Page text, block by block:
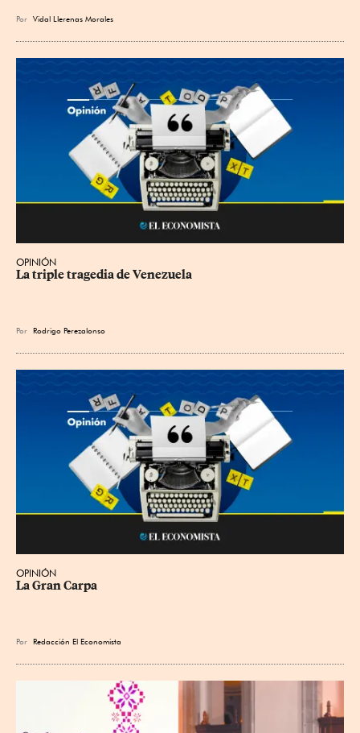
Por Vidal Llerenas Morales
OPINIÓN
La triple tragedia de Venezuela
Por Rodrigo Perezalonso
OPINIÓN
La Gran Carpa
Por Redacción El Economista